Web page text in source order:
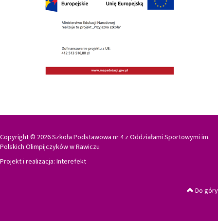
Copyright © 2026 Szkoła Podstawowa nr 4 z Oddziałami Sportowymi im.
Polskich Olimpijczyków w Rawiczu
Projekt i realizacja: Interefekt
Do góry